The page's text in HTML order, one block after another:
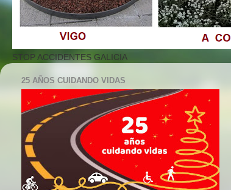
STOP ACCIDENTES GALICIA
25 AÑOS CUIDANDO VIDAS